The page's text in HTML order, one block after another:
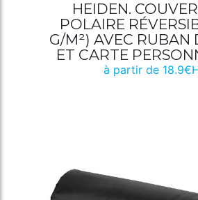
HEIDEN.
POLAIRE
G/M²) AVEC RUBAN
ET CARTE
à partir de